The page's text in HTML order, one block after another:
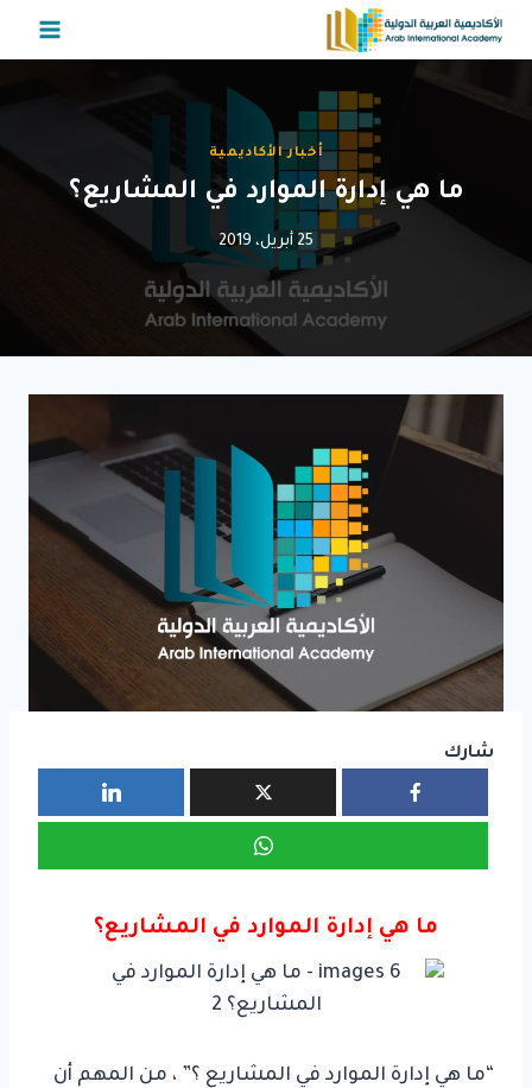
التجاوز
أخبار الأكاديمية
ما هي إدارة الموارد في المشاريع؟
25 أبريل، 2019
شارك
ما هي إدارة الموارد في المشاريع؟
“ما هي إدارة الموارد في المشاريع ؟” ، من المهم أن